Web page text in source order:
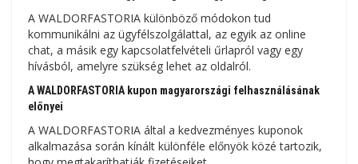
A WALDORFASTORIA különböző módokon tud
kommunikálni az ügyfélszolgálattal, az egyik az online
chat, a másik egy kapcsolatfelvételi űrlapról vagy egy
hívásból, amelyre szükség lehet az oldalról.
A WALDORFASTORIA kupon magyarországi felhasználásának
előnyei
A WALDORFASTORIA által a kedvezményes kuponok
alkalmazása során kínált különféle előnyök közé tartozik,